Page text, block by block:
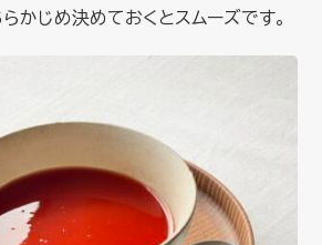
かじめ決めておくとスムーズです。